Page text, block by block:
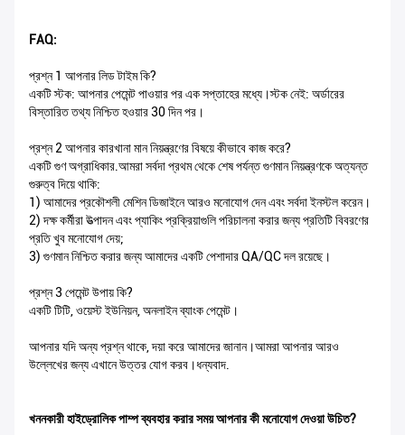
FAQ:
প্রশ্ন 1 আপনার লিড টাইম কি?
একটি স্টক: আপনার পেমেন্ট পাওয়ার পর এক সপ্তাহের মধ্যে।স্টক নেই: অর্ডারের
বিস্তারিত তথ্য নিশ্চিত হওয়ার 30 দিন পর।
প্রশ্ন 2 আপনার কারখানা মান নিয়ন্ত্রণের বিষয়ে কীভাবে কাজ করে?
একটি গুণ অগ্রাধিকার.আমরা সর্বদা প্রথম থেকে শেষ পর্যন্ত গুণমান নিয়ন্ত্রণকে অত্যন্ত
গুরুত্ব দিয়ে থাকি:
1) আমাদের প্রকৌশলী মেশিন ডিজাইনে আরও মনোযোগ দেন এবং সর্বদা ইনস্টল করেন।
2) দক্ষ কর্মীরা উত্পাদন এবং প্যাকিং প্রক্রিয়াগুলি পরিচালনা করার জন্য প্রতিটি বিবরণের
প্রতি খুব মনোযোগ দেয়;
3) গুণমান নিশ্চিত করার জন্য আমাদের একটি পেশাদার QA/QC দল রয়েছে।
প্রশ্ন 3 পেমেন্ট উপায় কি?
একটি টিটি, ওয়েস্ট ইউনিয়ন, অনলাইন ব্যাংক পেমেন্ট।
আপনার যদি অন্য প্রশ্ন থাকে, দয়া করে আমাদের জানান।আমরা আপনার আরও
উল্লেখের জন্য এখানে উত্তর যোগ করব।ধন্যবাদ.
খননকারী হাইড্রোলিক পাম্প ব্যবহার করার সময় আপনার কী মনোযোগ দেওয়া উচিত?